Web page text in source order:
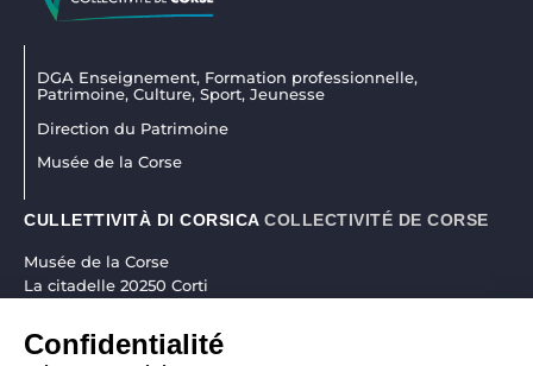
Confidentialité
DGA Enseignement, Formation professionnelle,
Patrimoine, Culture, Sport, Jeunesse
Direction du Patrimoine
Musée de la Corse
CULLETTIVITÀ DI CORSICA COLLECTIVITÉ DE CORSE
Musée de la Corse
La citadelle 20250 Corti